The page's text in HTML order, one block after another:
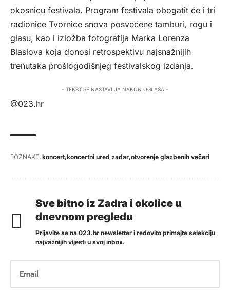
okosnicu festivala. Program festivala obogatit će i tri
radionice Tvornice snova posvećene tamburi, rogu i
glasu, kao i izložba fotografija Marka Lorenza
Blaslova koja donosi retrospektivu najsnažnijih
trenutaka prošlogodišnjeg festivalskog izdanja.
- TEKST SE NASTAVLJA NAKON OGLASA -
@023.hr
OZNAKE: koncert koncertni ured zadar otvorenje glazbenih večeri
Sve bitno iz Zadra i okolice u
dnevnom pregledu
Prijavite se na 023.hr newsletter i redovito primajte selekciju
najvažnijih vijesti u svoj inbox.